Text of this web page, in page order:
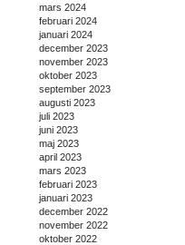
mars 2024
februari 2024
januari 2024
december 2023
november 2023
oktober 2023
september 2023
augusti 2023
juli 2023
juni 2023
maj 2023
april 2023
mars 2023
februari 2023
januari 2023
december 2022
november 2022
oktober 2022